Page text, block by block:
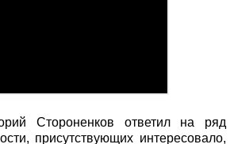
Стороненков ответил на ряд
присутствующих интересовало,